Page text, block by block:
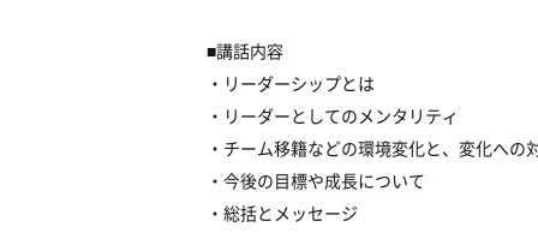
■講話内容
・リーダーシップとは
・リーダーとしてのメンタリティ
・チーム移籍などの環境変化と、変化への
・今後の目標や成長について
・総括とメッセージ